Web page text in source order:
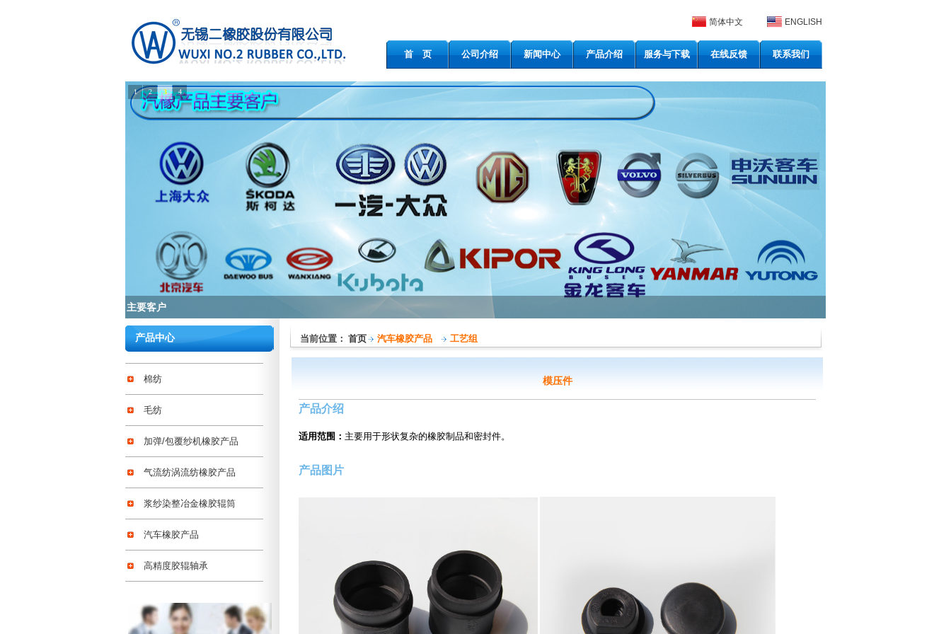
简体中文 ENGLISH
首 页 公司介绍 新闻中心 产品介绍 服务与下载 在线反馈 联系我们
主要客户
1 2 3 4
产品中心
棉纺
毛纺
加弹/包覆纱机橡胶产品
气流纺涡流纺橡胶产品
浆纱染整冶金橡胶辊筒
汽车橡胶产品
高精度胶辊轴承
当前位置： 首页 汽车橡胶产品 工艺组
模压件
产品介绍
适用范围： 主要用于形状复杂的橡胶制品和密封件。
产品图片